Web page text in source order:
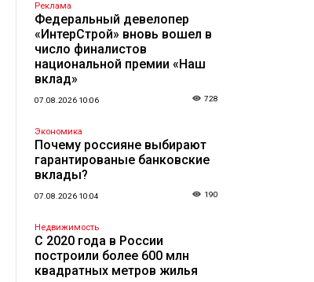
Реклама
Федеральный девелопер
«ИнтерСтрой» вновь вошел в
число финалистов
национальной премии «Наш
вклад»
07.08.2026 10:06 728
Экономика
Почему россияне выбирают
гарантированые банковские
вклады?
07.08.2026 10:04 190
Недвижимость
С 2020 года в России
построили более 600 млн
квадратных метров жилья